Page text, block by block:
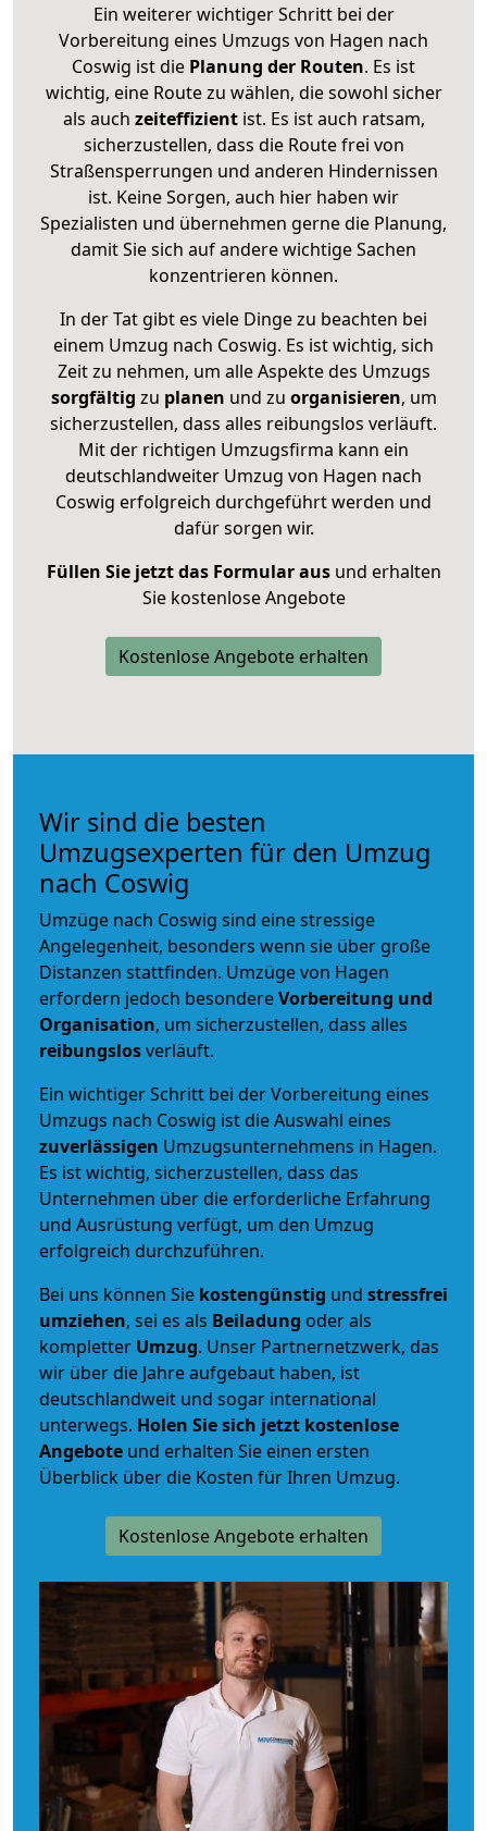
Ein weiterer wichtiger Schritt bei der
Vorbereitung eines Umzugs von Hagen nach
Coswig ist die Planung der Routen. Es ist
wichtig, eine Route zu wählen, die sowohl sicher
als auch zeiteffizientist. Es ist auch ratsam,
sicherzustellen, dass die Route frei von
Straßensperrungen und anderen Hindernissen
ist. Keine Sorgen, auch hier haben wir
Spezialisten und übernehmen gerne die Planung,
damit Sie sich auf andere wichtige Sachen
konzentrieren können.
In der Tat gibt es viele Dinge zu beachten bei
einem Umzug nach Coswig. Es ist wichtig, sich
Zeit zu nehmen, um alle Aspekte des Umzugs
sorgfältig zu planen und zu organisieren, um
sicherzustellen, dass alles reibungslos verläuft.
Mit der richtigen Umzugsfirma kann ein
deutschlandweiter Umzug von Hagen nach
Coswig erfolgreich durchgeführt werden und
dafür sorgen wir.
Füllen Sie jetzt das Formular ausund erhalten
Sie kostenlose Angebote
Kostenlose Angebote erhalten
Wir sind die besten
Umzugsexperten für den Umzug
nach Coswig
Umzüge nach Coswig sind eine stressige
Angelegenheit, besonders wenn sie über große
Distanzen stattfinden. Umzüge von Hagen
erfordern jedoch besondereVorbereitung und
Organisation, um sicherzustellen, dass alles
reibungslosverläuft.
Ein wichtiger Schritt bei der Vorbereitung eines
Umzugs nach Coswig ist die Auswahl eines
zuverlässigen Umzugsunternehmens in Hagen.
Es ist wichtig, sicherzustellen, dass das
Unternehmen über die erforderliche Erfahrung
und Ausrüstung verfügt, um den Umzug
erfolgreich durchzuführen.
Bei uns können Sie kostengünstig und stressfrei
umziehen, sei es als Beiladung oder als
kompletter Umzug. Unser Partnernetzwerk, das
wir über die Jahre aufgebaut haben, ist
deutschlandweit und sogar international
unterwegs. Holen Sie sich jetzt kostenlose
Angebote und erhalten Sie einen ersten
Überblick über die Kosten für Ihren Umzug.
Kostenlose Angebote erhalten